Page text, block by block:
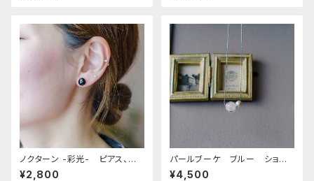
ノクターン -彩光- ピアス、イ
ヤリング
¥2,800
パールブーケ ブルー ショー
トネックレス
¥4,500